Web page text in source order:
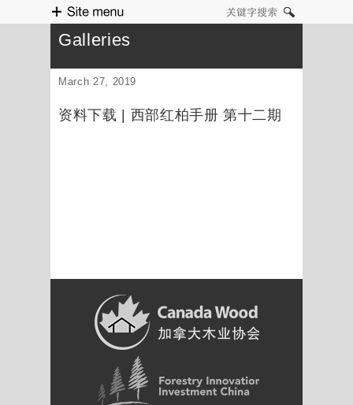
Galleries
March 27, 2019
资料下载 | 西部红柏手册 第十二期